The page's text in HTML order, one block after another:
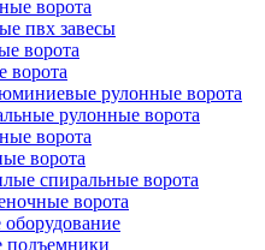
ворота
пвх завесы
ворота
ворота
рулонные ворота
рулонные ворота
ворота
ворота
спиральные ворота
ворота
оборудование
подъемники